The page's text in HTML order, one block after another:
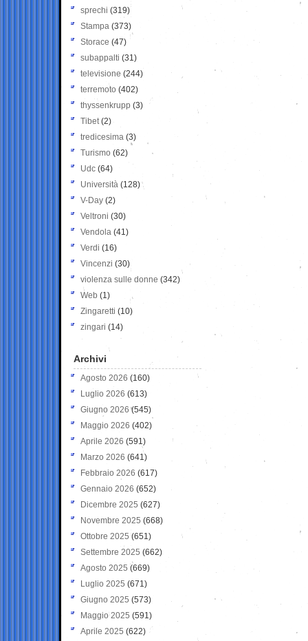
sprechi (319)
Stampa (373)
Storace (47)
subappalti (31)
televisione(244)
terremoto (402)
thyssenkrupp (3)
Tibet(2)
tredicesima (3)
Turismo (62)
Udc (64)
Università (128)
V-Day (2)
Veltroni (30)
Vendola (41)
Verdi (16)
Vincenzi (30)
violenza sulle donne (342)
Web (1)
Zingaretti (10)
zingari (14)
Archivi
Agosto 2026 (160)
Luglio 2026 (613)
Giugno 2026 (545)
Maggio 2026 (402)
Aprile 2026 (591)
Marzo 2026 (641)
Febbraio 2026 (617)
Gennaio 2026 (652)
Dicembre 2025 (627)
Novembre 2025 (668)
Ottobre 2025 (651)
Settembre 2025 (662)
Agosto 2025 (669)
Luglio 2025 (671)
Giugno 2025 (573)
Maggio 2025 (591)
Aprile 2025 (622)